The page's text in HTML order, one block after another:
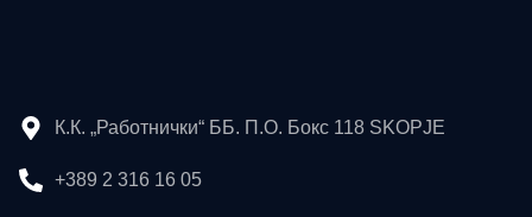
К.К. „Работнички“ ББ. П.О. Бокс 118 SKOPJE
+389 2 316 16 05